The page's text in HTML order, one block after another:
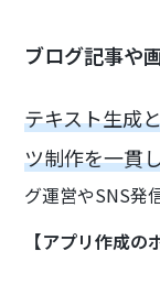
ブログ記事や
テキスト生成
ツ制作を一貫
グ運営やSNS発
【アプリ作成の